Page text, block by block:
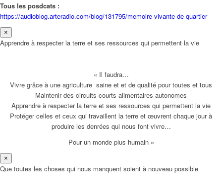
Tous les posdcats :
https://audioblog.arteradio.com/blog/131795/memoire-vivante-de-quartier
×
Apprendre à respecter la terre et ses ressources qui permettent la vie
« Il faudra…
Vivre grâce à une agriculture saine et et de qualité pour toutes et tous
Maintenir des circuits courts alimentaires autonomes
Apprendre à respecter la terre et ses ressources qui permettent la vie
Protéger celles et ceux qui travaillent la terre et œuvrent chaque jour à
produire les denrées qui nous font vivre…
Pour un monde plus humain »
×
Que toutes les choses qui nous manquent soient à nouveau possible